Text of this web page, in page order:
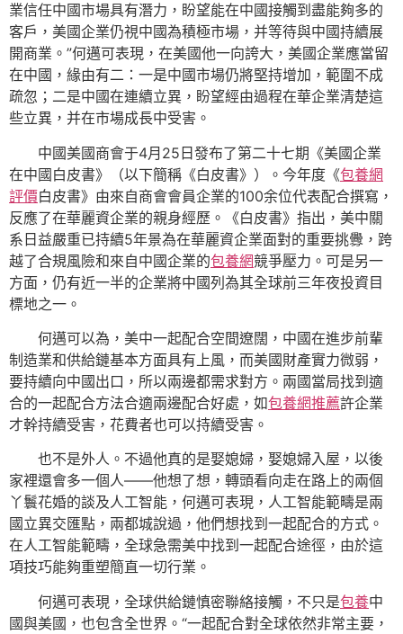
業信任中國市場具有潛力，盼望能在中國接觸到盡能夠多的
客戶，美國企業仍視中國為積極市場，并等待與中國持續展
開商業。”何邁可表現，在美國他一向誇大，美國企業應當留
在中國，緣由有二：一是中國市場仍將堅持增加，範圍不成
疏忽；二是中國在連續立異，盼望經由過程在華企業清楚這
些立異，并在市場成長中受害。
中國美國商會于4月25日發布了第二十七期《美國企業
在中國白皮書》（以下簡稱《白皮書》）。今年度《包養網
評價白皮書》由來自商會會員企業的100余位代表配合撰寫，
反應了在華麗資企業的親身經歷。《白皮書》指出，美中關
系日益嚴重已持續5年景為在華麗資企業面對的重要挑釁，跨
越了合規風險和來自中國企業的包養網競爭壓力。可是另一
方面，仍有近一半的企業將中國列為其全球前三年夜投資目
標地之一。
何邁可以為，美中一起配合空間遼闊，中國在進步前輩
制造業和供給鏈基本方面具有上風，而美國財產實力微弱，
要持續向中國出口，所以兩邊都需求對方。兩國當局找到適
合的一起配合方法合適兩邊配合好處，如包養網推薦許企業
才幹持續受害，花費者也可以持續受害。
也不是外人。不過他真的是娶媳婦，娶媳婦入屋，以後
家裡還會多一個人——他想了想，轉頭看向走在路上的兩個
丫鬟花婚的談及人工智能，何邁可表現，人工智能範疇是兩
國立異交匯點，兩都城說過，他們想找到一起配合的方式。
在人工智能範疇，全球急需美中找到一起配合途徑，由於這
項技巧能夠重塑簡直一切行業。
何邁可表現，全球供給鏈慎密聯絡接觸，不只是包養中
國與美國，也包含全世界。“一起配合對全球依然非常主要，